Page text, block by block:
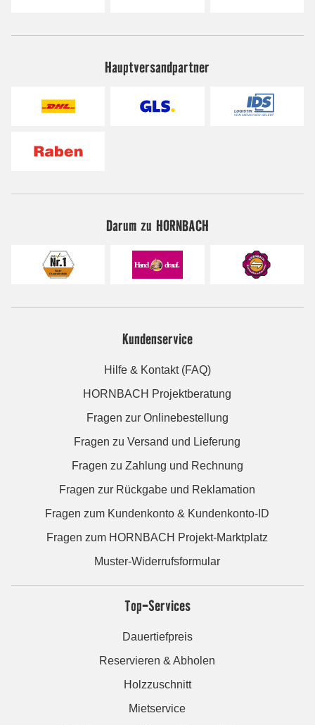
Hauptversandpartner
Darum zu HORNBACH
Kundenservice
Hilfe & Kontakt (FAQ)
HORNBACH Projektberatung
Fragen zur Onlinebestellung
Fragen zu Versand und Lieferung
Fragen zu Zahlung und Rechnung
Fragen zur Rückgabe und Reklamation
Fragen zum Kundenkonto & Kundenkonto-ID
Fragen zum HORNBACH Projekt-Marktplatz
Muster-Widerrufsformular
Top-Services
Dauertiefpreis
Reservieren & Abholen
Holzzuschnitt
Mietservice